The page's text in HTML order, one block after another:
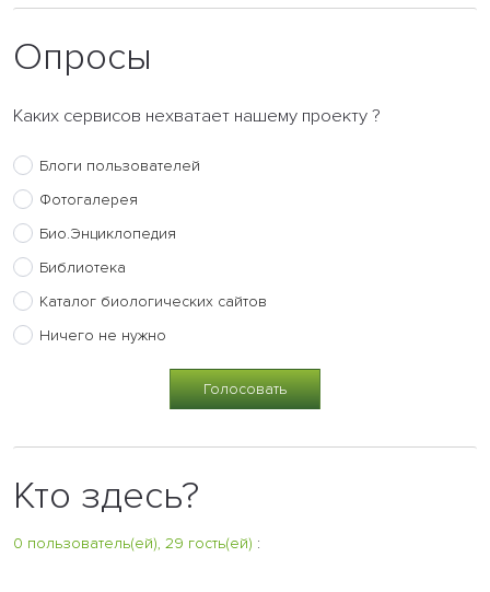
Опросы
Каких сервисов нехватает нашему проекту ?
Блоги пользователей
Фотогалерея
Био.Энциклопедия
Библиотека
Каталог биологических сайтов
Ничего не нужно
Кто здесь?
0 пользователь(ей), 29 гость(ей) :